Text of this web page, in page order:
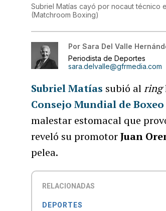
Subriel Matías cayó por nocaut técnico
(Matchroom Boxing)
Por Sara Del Valle
Periodista de Deportes
sara.delvalle@gfrmedia.com
Subriel Matías subió alring
Consejo Mundial de Boxeo
malestar estomacal que
reveló su promotorJuan
pelea.
RELACIONADAS
DEPORTES